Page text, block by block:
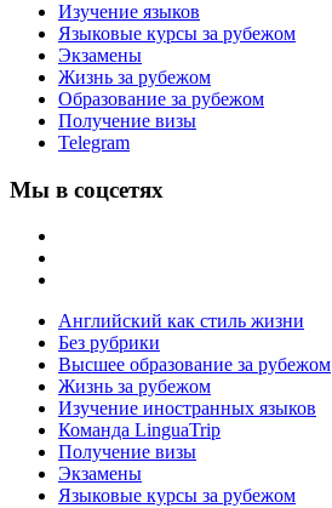
Изучение языков
Языковые курсы за рубежом
Экзамены
Жизнь за рубежом
Образование за рубежом
Получение визы
Telegram
Мы в соцсетях
Английский как стиль жизни
Без рубрики
Высшее образование за рубежом
Жизнь за рубежом
Изучение иностранных языков
Команда LinguaTrip
Получение визы
Экзамены
Языковые курсы за рубежом